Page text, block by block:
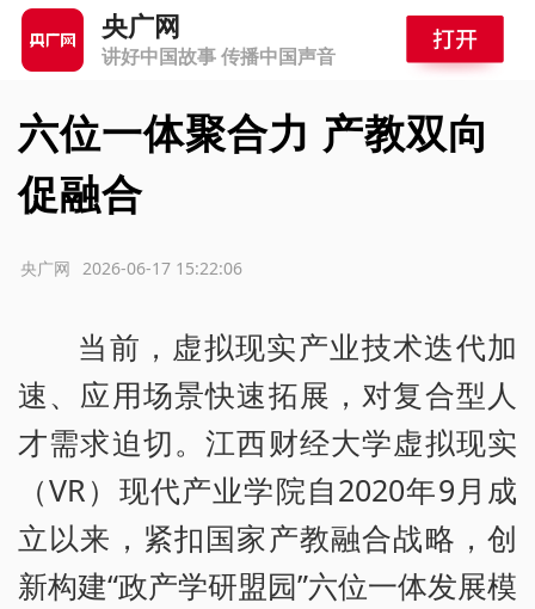
央广网
讲好中国故事 传播中国声音
六位一体聚合力 产教双向
促融合
2026-06-17 15:22:06
央广网
当前，虚拟现实产业技术迭代加
速、应用场景快速拓展，对复合型人
才需求迫切。江西财经大学虚拟现实
（VR）现代产业学院自2020年9月成
立以来，紧扣国家产教融合战略，创
新构建“政产学研盟园”六位一体发展模